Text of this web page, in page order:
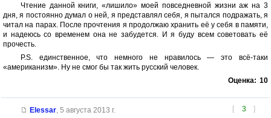
Чтение данной книги, «лишило» моей повседневной жизни аж на 3
дня, я постоянно думал о ней, я представлял себя, я пытался подражать, я
читал на парах. После прочтения я продолжаю хранить её у себя в памяти,
и надеюсь со временем она не забудется. И я буду всем советовать её
прочесть.
P.S. единственное, что немного не нравилось — это всё-таки
«американизм». Ну не смог бы так жить русский человек.
Оценка: 10
[ 3 ]
Elessar, 5 августа 2013 г.